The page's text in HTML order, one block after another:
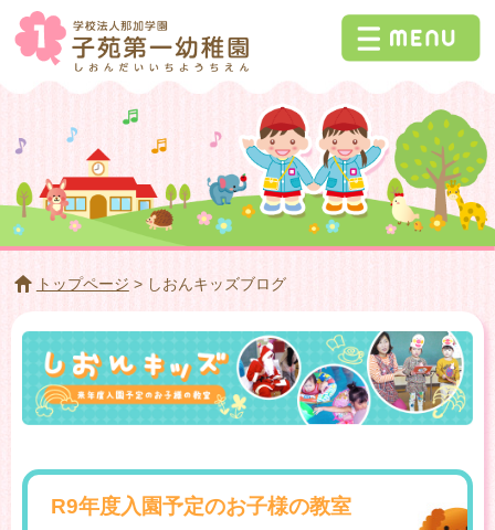
トップページ > しおんキッズブログ
R9年度入園予定のお子様の教室